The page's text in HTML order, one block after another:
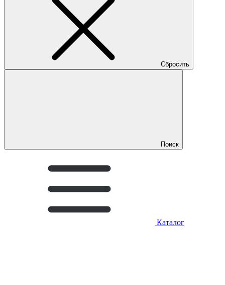
Сбросить
Поиск
Каталог